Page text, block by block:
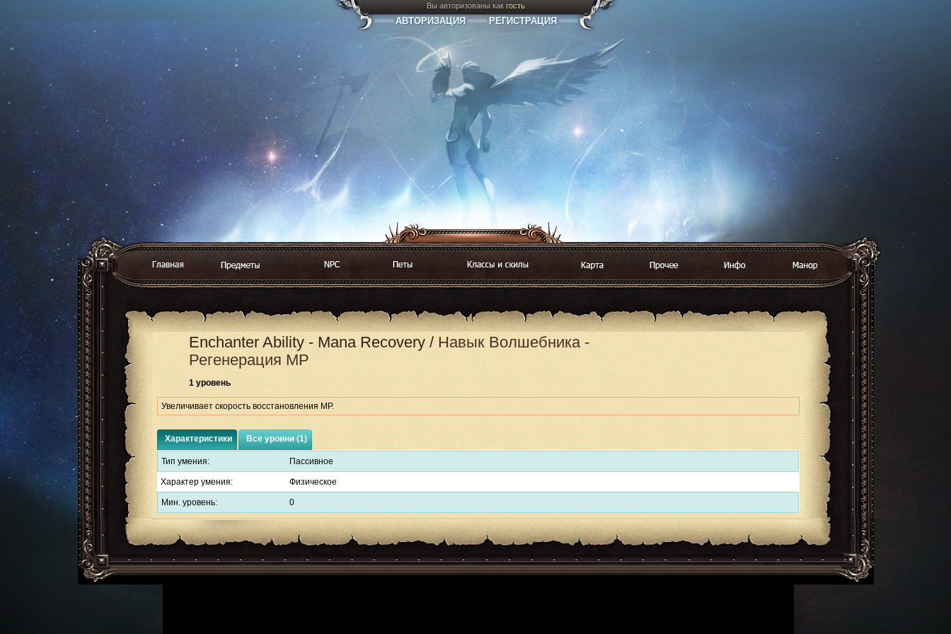
Вы авторизованы как гость
АВТОРИЗАЦИЯ РЕГИСТРАЦИЯ
Enchanter Ability - Mana Recovery/ Навык Волшебника -
Регенерация MP
1 уровень
Увеличивает скорость восстановления MP.
Характеристики Все уровни (1)
Тип умения: Пассивное
Характер умения: Физическое
Мин. уровень: 0